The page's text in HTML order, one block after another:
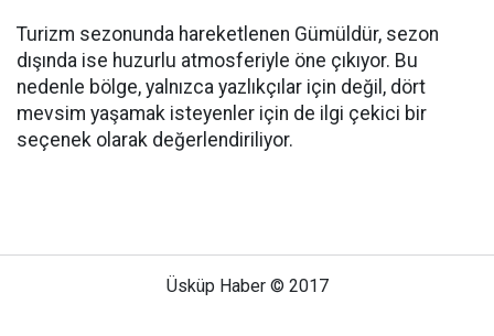
Turizm sezonunda hareketlenen Gümüldür, sezon
dışında ise huzurlu atmosferiyle öne çıkıyor. Bu
nedenle bölge, yalnızca yazlıkçılar için değil, dört
mevsim yaşamak isteyenler için de ilgi çekici bir
seçenek olarak değerlendiriliyor.
Üsküp Haber © 2017